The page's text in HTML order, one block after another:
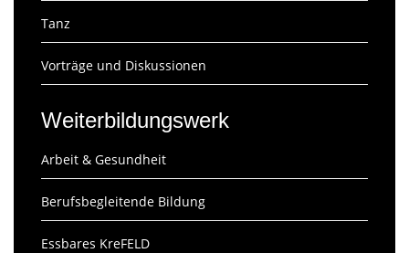
Tanz
Vorträge und Diskussionen
Weiterbildungswerk
Arbeit & Gesundheit
Berufsbegleitende Bildung
Essbares KreFELD